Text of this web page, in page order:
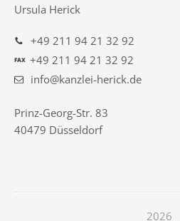
Ursula Herick
+49 211 94 21 32 92
FAX +49 211 94 21 32 92
info@kanzlei-herick.de
Prinz-Georg-Str. 83
40479 Düsseldorf
2026